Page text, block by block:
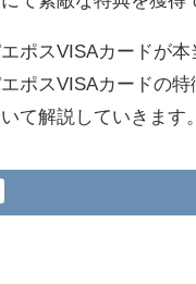
ポスVISAカードが
ポスVISAカードの
て解説していきます。